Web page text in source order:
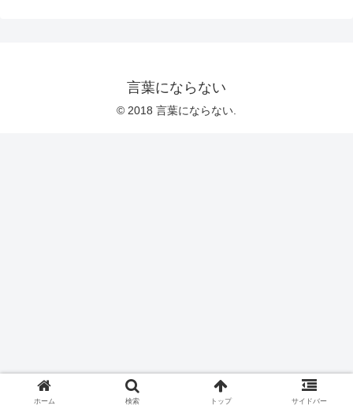
言葉にならない
© 2018 言葉にならない.
ホーム 検索 トップ サイドバー